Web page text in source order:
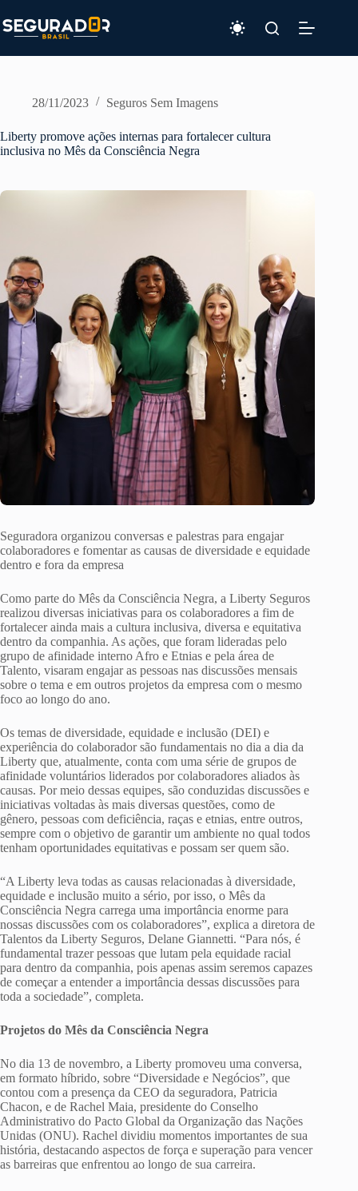
para
o
28/11/2023 Seguros Sem Imagens
Liberty promove ações internas para fortalecer cultura
inclusiva no Mês da Consciência Negra
Seguradora organizou conversas e palestras para engajar
colaboradores e fomentar as causas de diversidade e equidade
dentro e fora da empresa
Como parte do Mês da Consciência Negra, a Liberty Seguros
realizou diversas iniciativas para os colaboradores a fim de
fortalecer ainda mais a cultura inclusiva, diversa e equitativa
dentro da companhia. As ações, que foram lideradas pelo
grupo de afinidade interno Afro e Etnias e pela área de
Talento, visaram engajar as pessoas nas discussões mensais
sobre o tema e em outros projetos da empresa com o mesmo
foco ao longo do ano.
Os temas de diversidade, equidade e inclusão (DEI) e
experiência do colaborador são fundamentais no dia a dia da
Liberty que, atualmente, conta com uma série de grupos de
afinidade voluntários liderados por colaboradores aliados às
causas. Por meio dessas equipes, são conduzidas discussões e
iniciativas voltadas às mais diversas questões, como de
gênero, pessoas com deficiência, raças e etnias, entre outros,
sempre com o objetivo de garantir um ambiente no qual todos
tenham oportunidades equitativas e possam ser quem são.
“A Liberty leva todas as causas relacionadas à diversidade,
equidade e inclusão muito a sério, por isso, o Mês da
Consciência Negra carrega uma importância enorme para
nossas discussões com os colaboradores”, explica a diretora de
Talentos da Liberty Seguros, Delane Giannetti. “Para nós, é
fundamental trazer pessoas que lutam pela equidade racial
para dentro da companhia, pois apenas assim seremos capazes
de começar a entender a importância dessas discussões para
toda a sociedade”, completa.
Projetos do Mês da Consciência Negra
No dia 13 de novembro, a Liberty promoveu uma conversa,
em formato híbrido, sobre “Diversidade e Negócios”, que
contou com a presença da CEO da seguradora, Patricia
Chacon, e de Rachel Maia, presidente do Conselho
Administrativo do Pacto Global da Organização das Nações
Unidas (ONU). Rachel dividiu momentos importantes de sua
história, destacando aspectos de força e superação para vencer
as barreiras que enfrentou ao longo de sua carreira.